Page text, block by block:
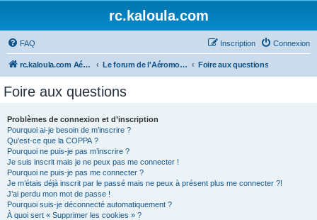
rc.kaloula.com
FAQ Connexion
Inscription
rc.kaloula.com Aéromodélisme Le forum de l'Aéromodélisme Foire aux questions
Foire aux questions
Problèmes de connexion et d’inscription
Pourquoi ai-je besoin de m’inscrire ?
Qu’est-ce que la COPPA ?
Pourquoi ne puis-je pas m’inscrire ?
Je suis inscrit mais je ne peux pas me connecter !
Pourquoi ne puis-je pas me connecter ?
Je m’étais déjà inscrit par le passé mais ne peux à présent plus me connecter ?!
J’ai perdu mon mot de passe !
Pourquoi suis-je déconnecté automatiquement ?
À quoi sert « Supprimer les cookies » ?